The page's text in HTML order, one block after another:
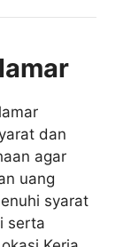
dan
agar
uang
syarat
serta